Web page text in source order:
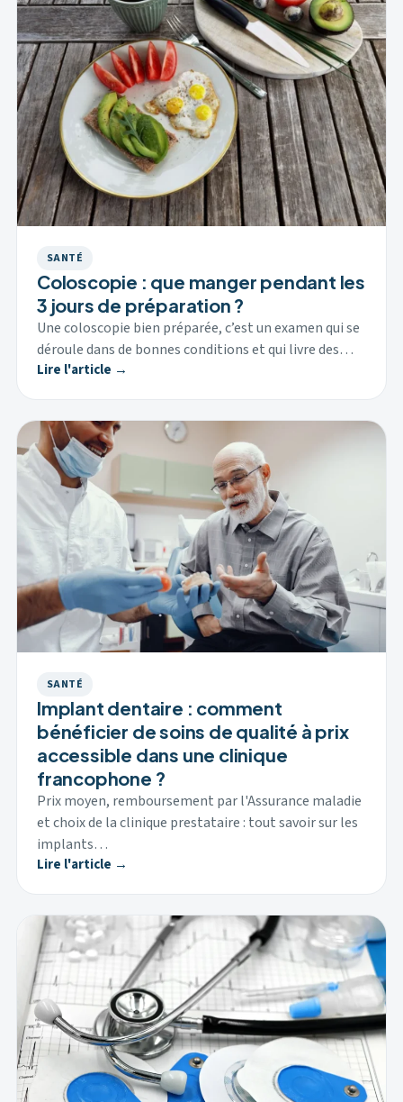
SANTÉ
Coloscopie : que manger pendant les
3 jours de préparation ?
Une coloscopie bien préparée, c’est un examen qui se
déroule dans de bonnes conditions et qui livre des…
Lire l'article →
SANTÉ
Implant dentaire : comment
bénéficier de soins de qualité à prix
accessible dans une clinique
francophone ?
Prix moyen, remboursement par l'Assurance maladie
et choix de la clinique prestataire : tout savoir sur les
implants…
Lire l'article →